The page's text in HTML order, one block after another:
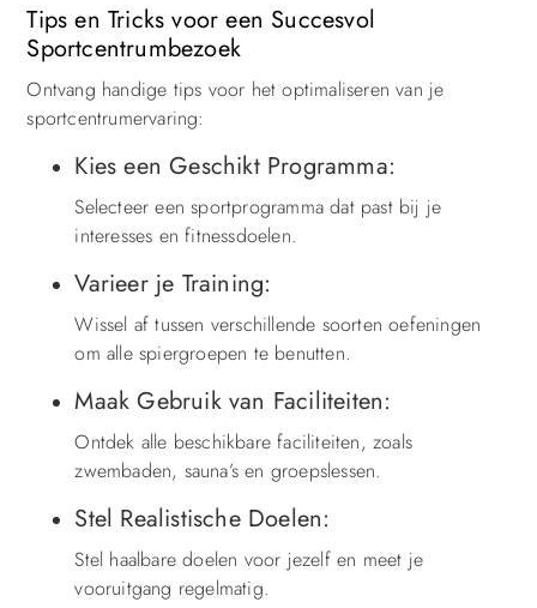
Tips en Tricks voor een Succesvol
Sportcentrumbezoek
Ontvang handige tips voor het optimaliseren van je
sportcentrumervaring:
Kies een Geschikt Programma:
Selecteer een sportprogramma dat past bij je
interesses en fitnessdoelen.
Varieer je Training:
Wissel af tussen verschillende soorten oefeningen
om alle spiergroepen te benutten.
Maak Gebruik van Faciliteiten:
Ontdek alle beschikbare faciliteiten, zoals
zwembaden, sauna’s en groepslessen.
Stel Realistische Doelen:
Stel haalbare doelen voor jezelf en meet je
vooruitgang regelmatig.